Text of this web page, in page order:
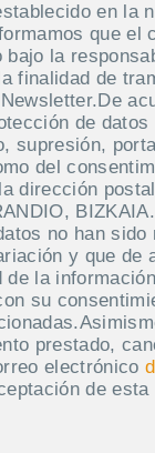
en la
que el
la
finalidad de
de
supresión,
del
dirección
no han
y que de
la
su
prestado,
electrónico
de esta